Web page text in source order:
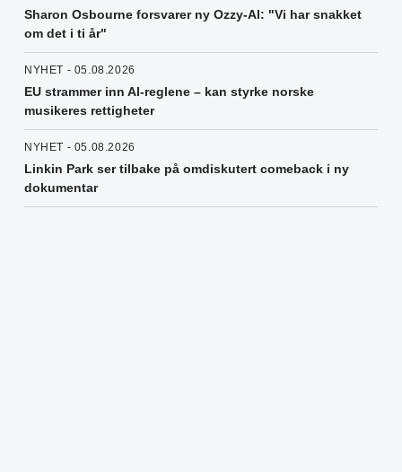
Sharon Osbourne forsvarer ny Ozzy-AI: "Vi har snakket
om det i ti år"
NYHET - 05.08.2026
EU strammer inn AI-reglene – kan styrke norske
musikeres rettigheter
NYHET - 05.08.2026
Linkin Park ser tilbake på omdiskutert comeback i ny
dokumentar